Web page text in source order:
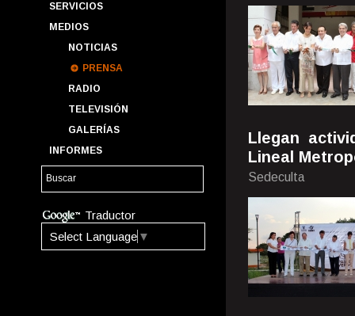
SERVICIOS
MEDIOS
NOTICIAS
PRENSA
RADIO
TELEVISIÓN
GALERÍAS
INFORMES
Traductor
Select Language ▼
Llegan
Lineal
Sedeculta